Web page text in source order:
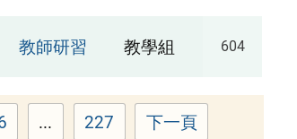
教師研習 教學組 604
... Page
227 下一頁